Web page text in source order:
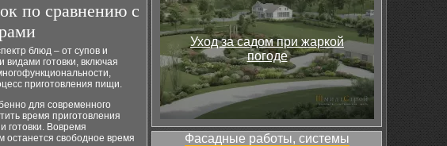
по сравнению с
блюд – от супов и
видами готовки, включая
приготовления пищи.
для современного
время приготовления
готовки. Вовремя
останется свободное время
Уход за садом при жаркой
погоде
Фасадные работы, системы